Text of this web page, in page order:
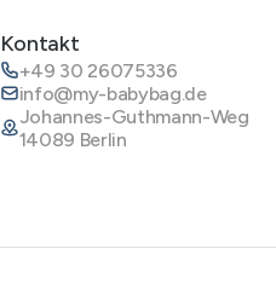
Kontakt
+49 30 26075336
info@my-babybag.de
Johannes-Guthmann-Weg
14089 Berlin